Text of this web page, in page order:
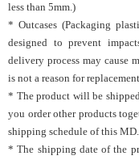
less than 5mm.)
* Outcases (Packaging
designed to prevent
delivery process may cause
is not a reason for
* The product will be
you order other products
shipping schedule of this MD.
* The shipping date of the